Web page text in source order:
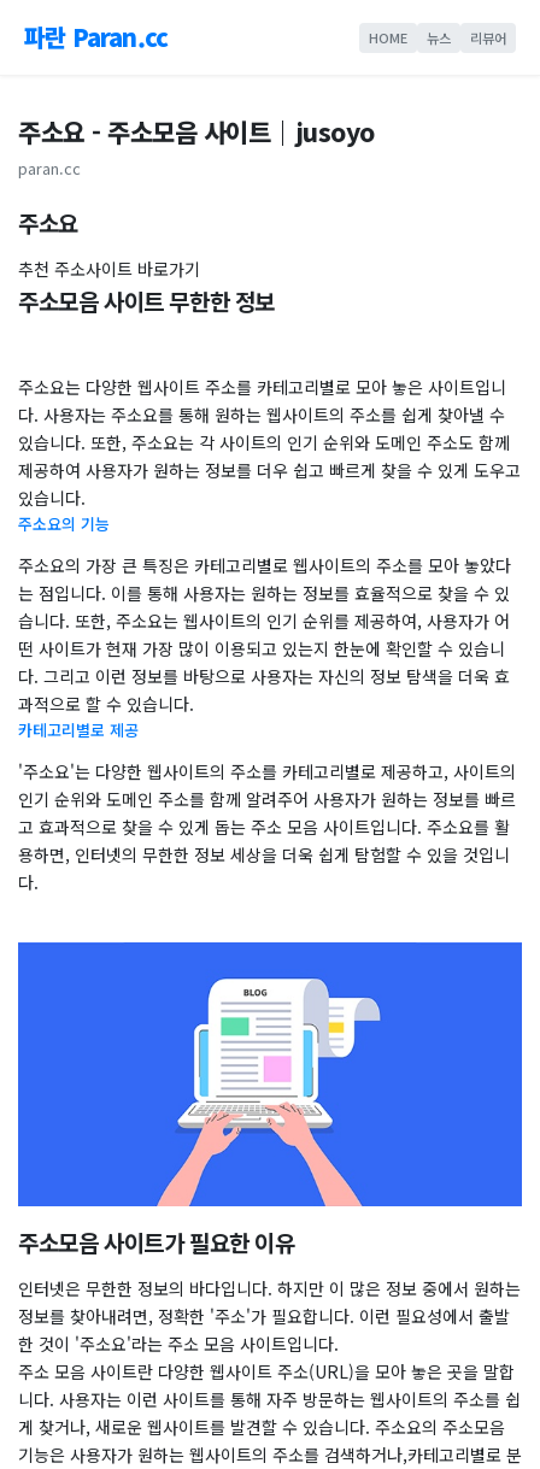
파란 Paran.cc HOME 뉴스 리뷰어
주소요 - 주소모음 사이트｜jusoyo
paran.cc
​주소요
추천 주소사이트 바로가기
주소모음 사이트 무한한 정보
주소요는 다양한 웹사이트 주소를 카테고리별로 모아 놓은 사이트입니
다. 사용자는 주소요를 통해 원하는 웹사이트의 주소를 쉽게 찾아낼 수
있습니다. 또한, 주소요는 각 사이트의 인기 순위와 도메인 주소도 함께
제공하여 사용자가 원하는 정보를 더우 쉽고 빠르게 찾을 수 있게 도우고
있습니다.
주소요의 기능
주소요의 가장 큰 특징은 카테고리별로 웹사이트의 주소를 모아 놓았다
는 점입니다. 이를 통해 사용자는 원하는 정보를 효율적으로 찾을 수 있
습니다. 또한, 주소요는 웹사이트의 인기 순위를 제공하여, 사용자가 어
떤 사이트가 현재 가장 많이 이용되고 있는지 한눈에 확인할 수 있습니
다. 그리고 이런 정보를 바탕으로 사용자는 자신의 정보 탐색을 더욱 효
과적으로 할 수 있습니다.
카테고리별로 제공
'주소요'는 다양한 웹사이트의 주소를 카테고리별로 제공하고, 사이트의
인기 순위와 도메인 주소를 함께 알려주어 사용자가 원하는 정보를 빠르
고 효과적으로 찾을 수 있게 돕는 주소 모음 사이트입니다. 주소요를 활
용하면, 인터넷의 무한한 정보 세상을 더욱 쉽게 탐험할 수 있을 것입니
다.
주소모음 사이트가 필요한 이유
인터넷은 무한한 정보의 바다입니다. 하지만 이 많은 정보 중에서 원하는
정보를 찾아내려면, 정확한 '주소'가 필요합니다. 이런 필요성에서 출발
한 것이 '주소요'라는 주소 모음 사이트입니다.
주소 모음 사이트란 다양한 웹사이트 주소(URL)을 모아 놓은 곳을 말합
니다. 사용자는 이런 사이트를 통해 자주 방문하는 웹사이트의 주소를 쉽
게 찾거나, 새로운 웹사이트를 발견할 수 있습니다. 주소요의 주소모음
기능은 사용자가 원하는 웹사이트의 주소를 검색하거나,카테고리별로 분